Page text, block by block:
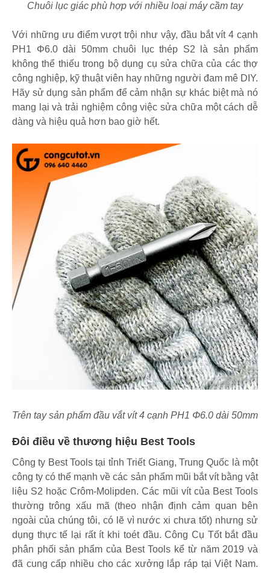
Chuôi lục giác phù hợp với nhiều loại máy cầm tay
Với những ưu điểm vượt trội như vậy, đầu bắt vít 4 cạnh
PH1 Φ6.0 dài 50mm chuôi lục thép S2 là sản phẩm
không thể thiếu trong bộ dụng cụ sửa chữa của các thợ
công nghiệp, kỹ thuật viên hay những người đam mê DIY.
Hãy sử dụng sản phẩm để cảm nhận sự khác biệt mà nó
mang lại và trải nghiệm công việc sửa chữa một cách dễ
dàng và hiệu quả hơn bao giờ hết.
Trên tay sản phẩm đầu vắt vít 4 cạnh PH1 Φ6.0 dài 50mm
Đôi điều về thương hiệu Best Tools
Công ty Best Tools tại tỉnh Triết Giang, Trung Quốc là một
công ty có thể mạnh về các sản phẩm mũi bắt vít bằng vật
liệu S2 hoặc Crôm-Molipden. Các mũi vít của Best Tools
thường trông xấu mã (theo nhận định cảm quan bên
ngoài của chúng tôi, có lẽ vì nước xi chưa tốt) nhưng sử
dụng thực tế lại rất ít khi toét đầu. Công Cụ Tốt bắt đầu
phân phối sản phẩm của Best Tools kể từ năm 2019 và
đã cung cấp nhiều cho các xưởng lắp ráp tại Việt Nam.